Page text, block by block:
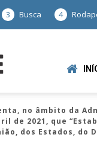
3 Busca 4
de
no âmbito da
de 2021, que
dos Estados, do